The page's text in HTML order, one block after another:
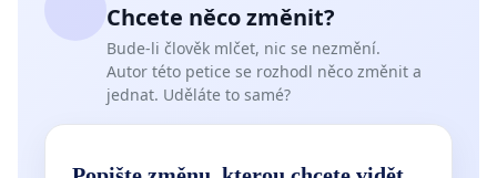
Chcete něco změnit?
Bude-li člověk mlčet, nic se nezmění.
Autor této petice se rozhodl něco změnit a
jednat. Uděláte to samé?